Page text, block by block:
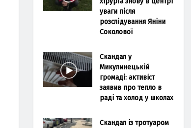
уваги після
розслідування Яніни
Соколової
Скандал у
Микулинецькій
громаді: активіст
заявив про тепло в
раді та холод у школах
Скандал із тротуаром